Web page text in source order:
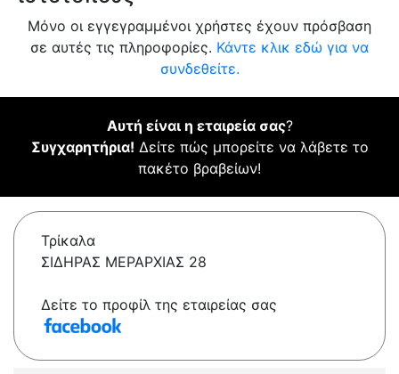
Μόνο οι εγγεγραμμένοι χρήστες έχουν πρόσβαση
σε αυτές τις πληροφορίες. Κάντε κλικ εδώ για να
συνδεθείτε.
Αυτή είναι η εταιρεία σας?
Συγχαρητήρια! Δείτε πώς μπορείτε να λάβετε το
πακέτο βραβείων!
Τρίκαλα
ΣΙΔΗΡΑΣ ΜΕΡΑΡΧΙΑΣ 28
Δείτε το προφίλ της εταιρείας σας